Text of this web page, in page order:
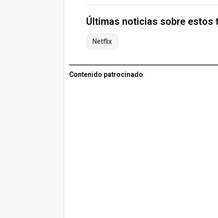
Últimas noticias sobre estos
Netflix
Contenido patrocinado